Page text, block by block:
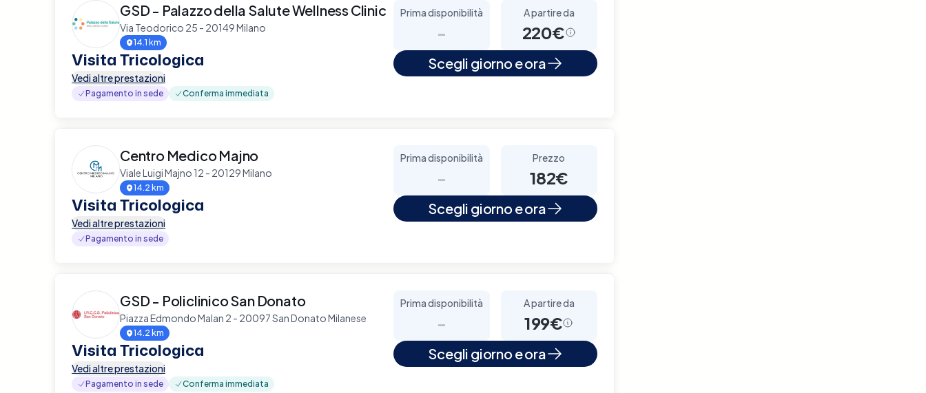
GSD - Palazzo della Salute Wellness Clinic
Via Teodorico 25 - 20149 Milano
14.1 km
Visita Tricologica
Vedi altre prestazioni
Pagamento in sede Conferma immediata
Prima disponibilità
-
A partire da
220€
Scegli giorno e ora
Centro Medico Majno
Viale Luigi Majno 12 - 20129 Milano
14.2 km
Visita Tricologica
Vedi altre prestazioni
Pagamento in sede
Prima disponibilità
-
Prezzo
182€
Scegli giorno e ora
GSD - Policlinico San Donato
Piazza Edmondo Malan 2 - 20097 San Donato Milanese
14.2 km
Visita Tricologica
Vedi altre prestazioni
Pagamento in sede Conferma immediata
Prima disponibilità
-
A partire da
199€
Scegli giorno e ora